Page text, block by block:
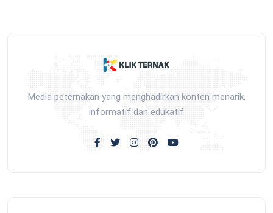
Media peternakan yang menghadirkan konten menarik,
informatif dan edukatif